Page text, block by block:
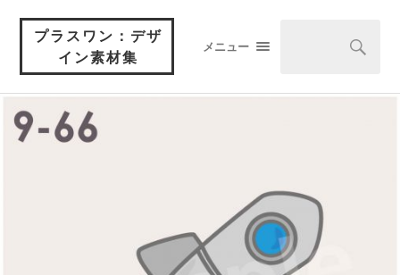
プラスワン：デザ
イン素材集
メニュー